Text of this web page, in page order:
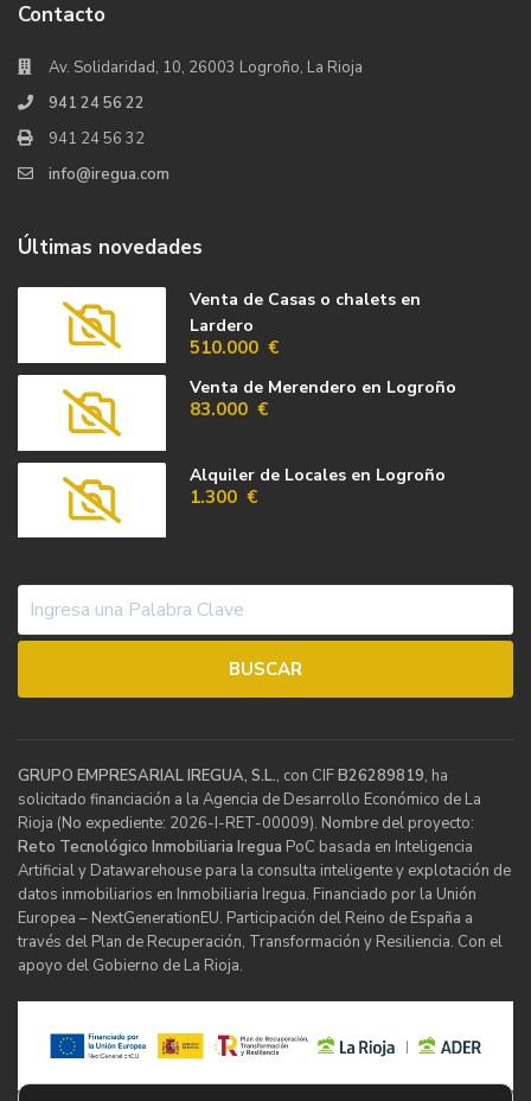
Contacto
Av. Solidaridad, 10, 26003 Logroño, La Rioja
941 24 56 22
941 24 56 32
info@iregua.com
Últimas novedades
Venta de Casas o chalets en
Lardero
510.000 €
Venta de Merendero en Logroño
83.000 €
Alquiler de Locales en Logroño
1.300 €
GRUPO EMPRESARIAL IREGUA, S.L., con CIFB26289819, ha
solicitado financiación a la Agencia de Desarrollo Económico de La
Rioja (No expediente: 2026-I-RET-00009). Nombre del proyecto:
Reto Tecnológico Inmobiliaria Iregua PoC basada en Inteligencia
Artificial y Datawarehouse para la consulta inteligente y explotación de
datos inmobiliarios en Inmobiliaria Iregua. Financiado por la Unión
Europea – NextGenerationEU. Participación del Reino de España a
través del Plan de Recuperación, Transformación y Resiliencia. Con el
apoyo del Gobierno de La Rioja.